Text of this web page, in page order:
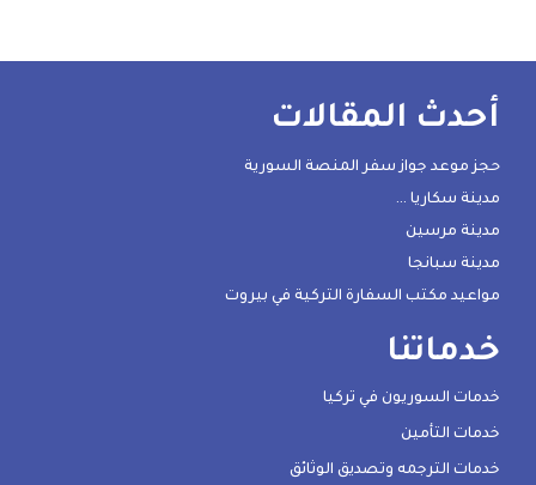
أحدث المقالات
حجز موعد جواز سفر المنصة السورية
مدينة سكاريا …
مدينة مرسين
مدينة سبانجا
مواعيد مكتب السفارة التركية في بيروت
خدماتنا
خدمات السوريون في تركيا
خدمات التأمين
خدمات الترجمه وتصديق الوثائق